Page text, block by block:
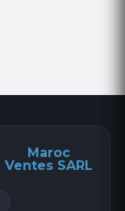
Maroc
Ventes SARL